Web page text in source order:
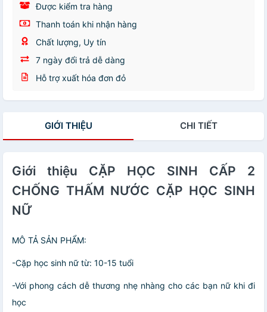
Được kiểm tra hàng
Thanh toán khi nhận hàng
Chất lượng, Uy tín
7 ngày đổi trả dễ dàng
Hỗ trợ xuất hóa đơn đỏ
GIỚI THIỆU CHI TIẾT
Giới thiệu CẶP HỌC SINH CẤP 2
CHỐNG THẤM NƯỚC CẶP HỌC SINH
NỮ
MÔ TẢ SẢN PHẨM:
-Cặp học sinh nữ từ: 10-15 tuổi
-Với phong cách dễ thương nhẹ nhàng cho các bạn nữ khi đi
học